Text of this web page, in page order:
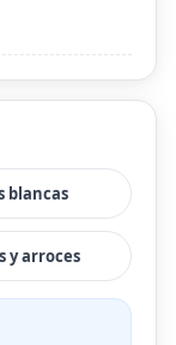
blancas
y arroces